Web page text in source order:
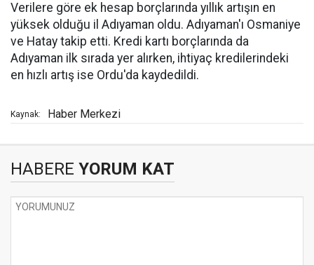
Verilere göre ek hesap borçlarında yıllık artışın en
yüksek olduğu il Adıyaman oldu. Adıyaman'ı Osmaniye
ve Hatay takip etti. Kredi kartı borçlarında da
Adıyaman ilk sırada yer alırken, ihtiyaç kredilerindeki
en hızlı artış ise Ordu'da kaydedildi.
Kaynak: Haber Merkezi
HABERE YORUM KAT